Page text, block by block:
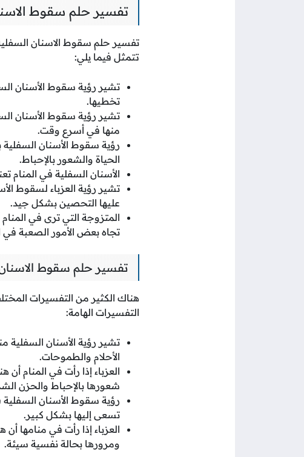
تفسير حلم سقوط
تفسير حلم سقوط الاسنان
تتمثل فيما يلي:
تشير رؤية سقوط الأسنان
تخطيها.
تشير رؤية سقوط الأسنان
منها في أسرع وقت.
رؤية سقوط الأسنان
الحياة والشعور بالإحباط.
الأسنان السفلية في المنام
تشير رؤية العزباء لسقوط
عليها التحصين بشكل جيد.
المتزوجة التي ترى في
تجاه بعض الأمور الصعبة في
تفسير حلم سقوط الاسنان
هناك الكثير من التفسيرات
التفسيرات الهامة:
تشير رؤية الأسنان السفلية
الأحلام والطموحات.
العزباء إذا رأت في المنام
شعورها بالإحباط والحزن
رؤية سقوط الأسنان
تسعى إليها بشكل كبير.
العزباء إذا رأت في منامها
ومرورها بحالة نفسية سيئة.